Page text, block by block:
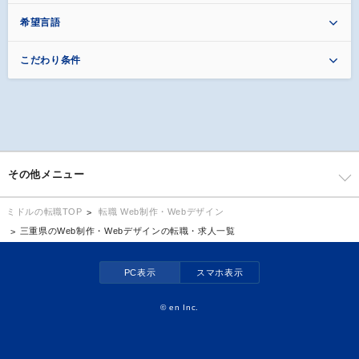
希望言語
こだわり条件
その他メニュー
ミドルの転職TOP
転職 Web制作・Webデザイン
三重県のWeb制作・Webデザインの転職・求人一覧
PC表示 スマホ表示
©en Inc.